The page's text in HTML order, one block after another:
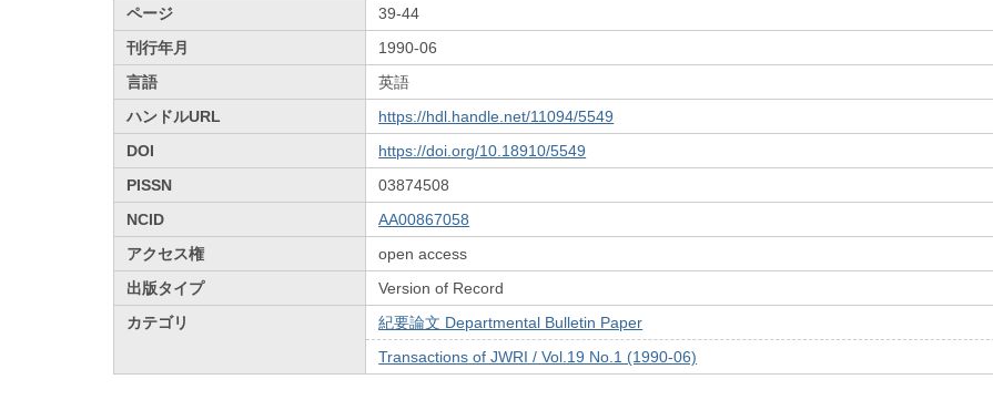
ページ
39-44
刊行年月
1990-06
言語
英語
ハンドルURL
https://hdl.handle.net/11094/5549
DOI
https://doi.org/10.18910/5549
PISSN
03874508
NCID
AA00867058
アクセス権
open access
出版タイプ
Version of Record
カテゴリ
紀要論文 Departmental Bulletin Paper
Transactions of JWRI / Vol.19 No.1 (1990-06)